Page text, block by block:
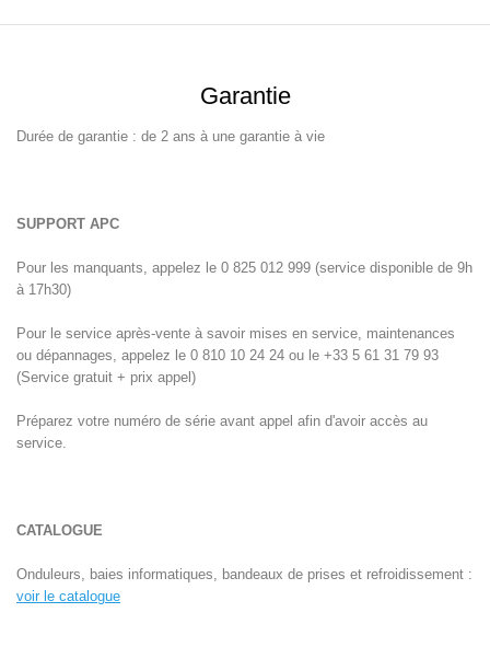
Garantie
Durée de garantie : de 2 ans à une garantie à vie
SUPPORT APC
Pour les manquants, appelez le 0 825 012 999 (service disponible de 9h
à 17h30)
Pour le service après-vente à savoir mises en service, maintenances
ou dépannages, appelez le 0 810 10 24 24 ou le +33 5 61 31 79 93
(Service gratuit + prix appel)
Préparez votre numéro de série avant appel afin d'avoir accès au
service.
CATALOGUE
Onduleurs, baies informatiques, bandeaux de prises et refroidissement :
voir le catalogue